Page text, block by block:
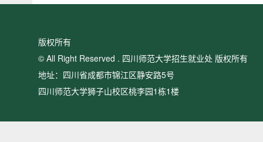
版权所有
© All Right Reserved . 四川师范大学招生就业处 版权所有
地址：四川省成都市锦江区静安路5号
四川师范大学狮子山校区桃李园1栋1楼